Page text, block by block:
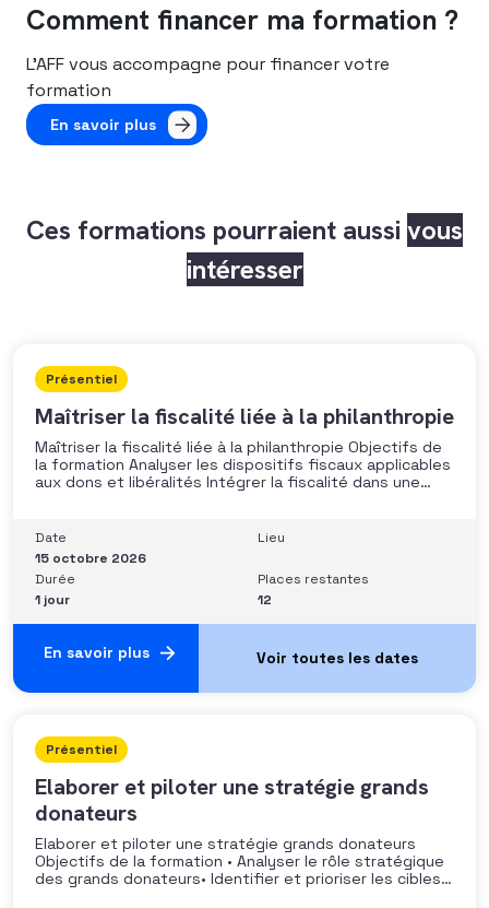
Comment financer ma formation ?
L’AFF vous accompagne pour financer votre
formation
En savoir plus
Ces formations pourraient aussi vous
intéresser
Présentiel
Maîtriser la fiscalité liée à la philanthropie
Maîtriser la fiscalité liée à la philanthropie Objectifs de
la formation Analyser les dispositifs fiscaux applicables
aux dons et libéralités Intégrer la fiscalité dans une
situations nécessitant un arbitrage juridique
Compétences et aptitudes Comprendre les régimes
Date
15 octobre 2026
Lieu
Durée
1 jour
Places restantes
12
En savoir plus
Présentiel
Elaborer et piloter une stratégie grands
donateurs
Elaborer et piloter une stratégie grands donateurs
Objectifs de la formation • Analyser le rôle stratégique
des grands donateurs• Identifier et prioriser les cibles à